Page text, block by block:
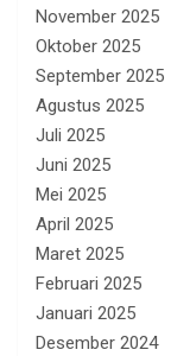
November 2025
Oktober 2025
September 2025
Agustus 2025
Juli 2025
Juni 2025
Mei 2025
April 2025
Maret 2025
Februari 2025
Januari 2025
Desember 2024